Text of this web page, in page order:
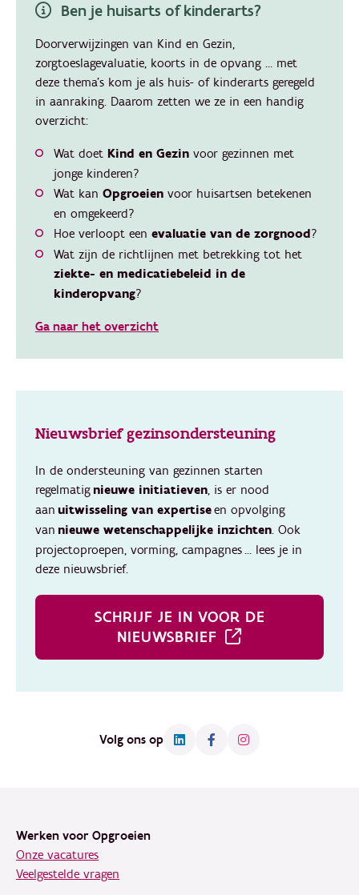
Ben je huisarts of kinderarts?
Doorverwijzingen van Kind en Gezin,
zorgtoeslagevaluatie, koorts in de opvang … met
deze thema's kom je als huis- of kinderarts geregeld
in aanraking. Daarom zetten we ze in een handig
overzicht:
Wat doet Kind en Gezin voor gezinnen met
jonge kinderen?
Wat kan Opgroeien voor huisartsen betekenen
en omgekeerd?
Hoe verloopt een evaluatie van de zorgnood?
Wat zijn de richtlijnen met betrekking tot het
ziekte- en medicatiebeleid in de
kinderopvang?
Ga naar het overzicht
Nieuwsbrief gezinsondersteuning
In de ondersteuning van gezinnen starten
regelmatig nieuwe initiatieven, is er nood
aan uitwisseling van expertiseen opvolging
van nieuwe wetenschappelijke inzichten. Ook
projectoproepen, vorming, campagnes ... lees je in
deze nieuwsbrief.
SCHRIJF JE IN VOOR DE
NIEUWSBRIEF
Volg ons op
Werken voor Opgroeien
Onze vacatures
Veelgestelde vragen